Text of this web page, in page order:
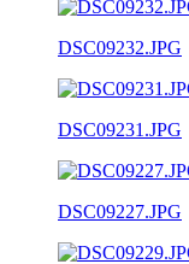
DSC09232.JPG
DSC09231.JPG
DSC09227.JPG